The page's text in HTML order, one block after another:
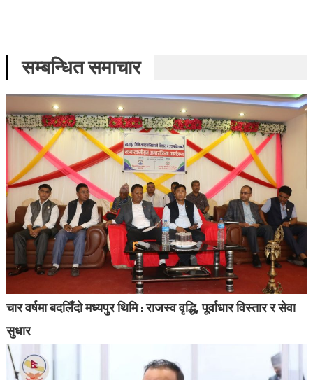
सम्बन्धित समाचार
चार वर्षमा बदलिँदो मध्यपुर थिमि : राजस्व वृद्धि, पूर्वाधार विस्तार र सेवा
सुधार